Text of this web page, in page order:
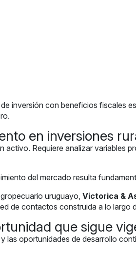
inversión con beneficios fiscales
en inversiones
activo. Requiere analizar variables
del mercado resulta
uruguayo, Victorica &
de contactos construida a lo largo
que sigue
las oportunidades de desarrollo